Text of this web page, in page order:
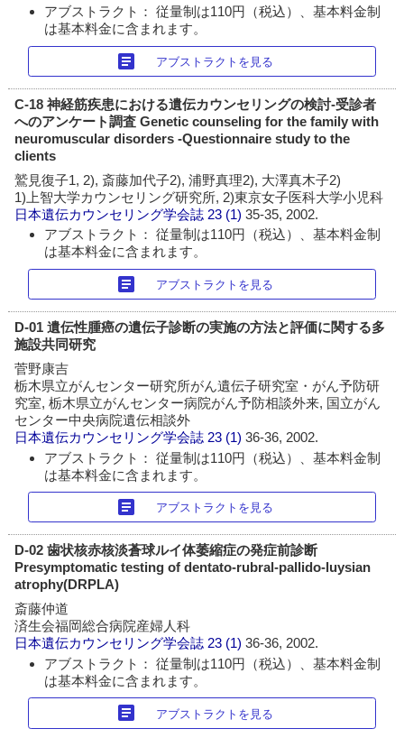
アブストラクト： 従量制は110円（税込）、基本料金制
は基本料金に含まれます。
article アブストラクトを見る
C-18 神経筋疾患における遺伝カウンセリングの検討-受診者
へのアンケート調査 Genetic counseling for the family with
neuromuscular disorders -Questionnaire study to the
clients
鷲見復子1, 2), 斎藤加代子2), 浦野真理2), 大澤真木子2)
1)上智大学カウンセリング研究所, 2)東京女子医科大学小児科
日本遺伝カウンセリング学会誌 23 (1)35-35, 2002.
アブストラクト： 従量制は110円（税込）、基本料金制
は基本料金に含まれます。
article アブストラクトを見る
D-01 遺伝性腫癌の遺伝子診断の実施の方法と評価に関する多
施設共同研究
菅野康吉
栃木県立がんセンター研究所がん遺伝子研究室・がん予防研
究室, 栃木県立がんセンター病院がん予防相談外来, 国立がん
センター中央病院遺伝相談外
日本遺伝カウンセリング学会誌 23 (1)36-36, 2002.
アブストラクト： 従量制は110円（税込）、基本料金制
は基本料金に含まれます。
article アブストラクトを見る
D-02 歯状核赤核淡蒼球ルイ体萎縮症の発症前診断
Presymptomatic testing of dentato-rubral-pallido-luysian
atrophy(DRPLA)
斎藤仲道
済生会福岡総合病院産婦人科
日本遺伝カウンセリング学会誌 23 (1)36-36, 2002.
アブストラクト： 従量制は110円（税込）、基本料金制
は基本料金に含まれます。
article アブストラクトを見る